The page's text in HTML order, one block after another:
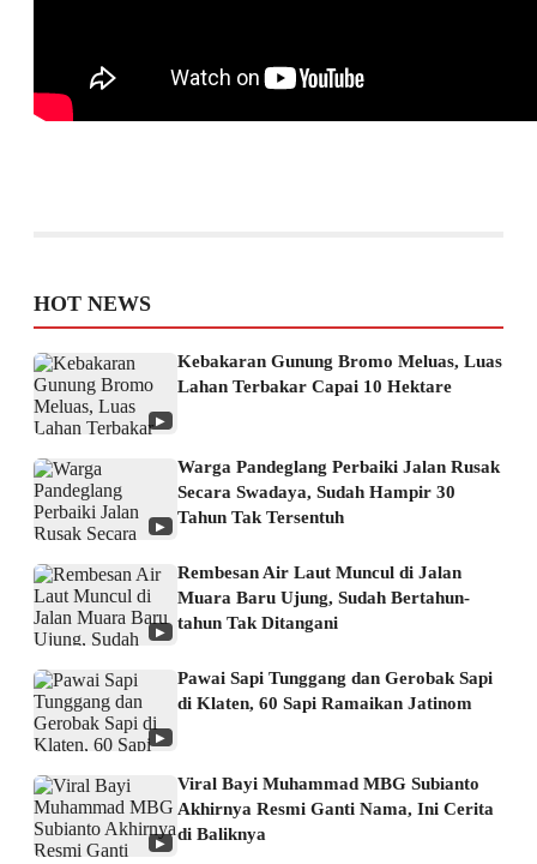
HOT NEWS
▶
Kebakaran Gunung Bromo Meluas, Luas
Lahan Terbakar Capai 10 Hektare
▶
Warga Pandeglang Perbaiki Jalan Rusak
Secara Swadaya, Sudah Hampir 30
Tahun Tak Tersentuh
▶
Rembesan Air Laut Muncul di Jalan
Muara Baru Ujung, Sudah Bertahun-
tahun Tak Ditangani
▶
Pawai Sapi Tunggang dan Gerobak Sapi
di Klaten, 60 Sapi Ramaikan Jatinom
▶
Viral Bayi Muhammad MBG Subianto
Akhirnya Resmi Ganti Nama, Ini Cerita
di Baliknya